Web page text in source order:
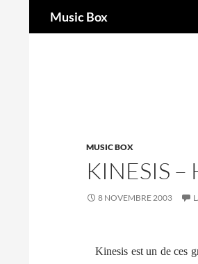
Music Box
MUSIC BOX
KINESIS –
8 NOVEMBRE 2003
Kinesis est un de ces